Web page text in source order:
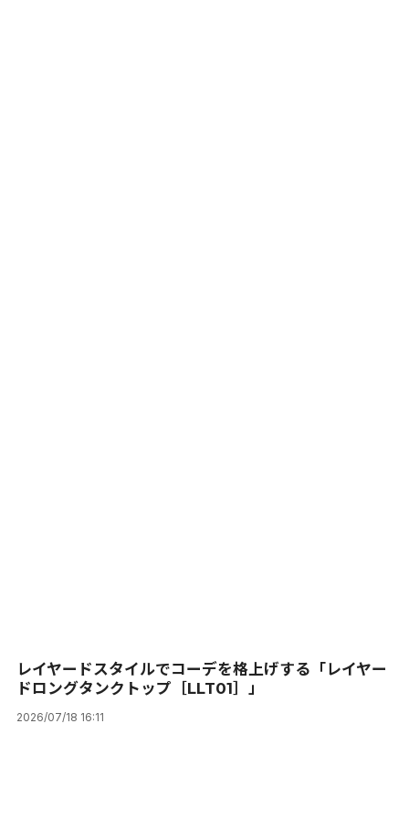
レイヤードスタイルでコーデを格上げする「レイヤー
ドロングタンクトップ［LLT01］」
2026/07/18 16:11